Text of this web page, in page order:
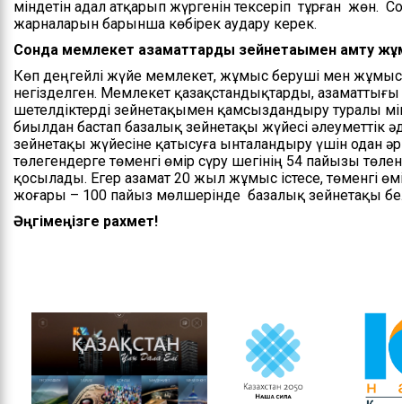
міндетін адал атқарып жүргенін тексеріп тұрған жөн.
жарналарын барынша көбірек аудару керек.
Сонда мемлекет азаматтарды зейнетақымен қамту
Көп деңгейлі жүйе мемлекет, жұмыс беруші мен
негізделген. Мемлекет қазақстандықтарды,
шетелдіктерді зейнетақымен қамсыздандыру туралы
биылдан бастап базалық зейнетақы жүйесі әлеуметтік
зейнетақы жүйесіне қатысуға ынталандыру үшін одан
төлегендерге төменгі өмір сүру шегінің 54 пайызы
қосылады. Егер азамат 20 жыл жұмыс істесе, төменгі
жоғары – 100 пайыз мөлшерінде базалық зейнетақы
Әңгімеңізге рахмет!